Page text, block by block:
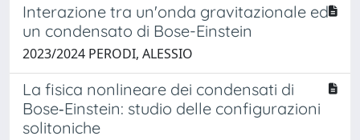
Interazione tra un'onda gravitazionale ed
un condensato di Bose-Einstein
2023/2024 PERODI, ALESSIO
La fisica nonlineare dei condensati di
Bose‑Einstein: studio delle configurazioni
solitoniche